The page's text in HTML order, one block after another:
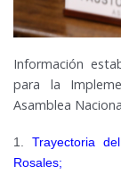
Información
para la
Asamblea
1.
Trayectoria
Rosales;